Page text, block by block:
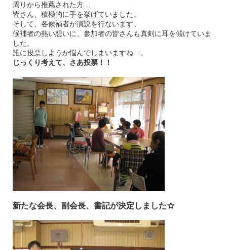
周りから推薦された方…
皆さん、積極的に手を挙げていました。
そして、各候補者が演説を行ないます。
候補者の熱い想いに、参加者の皆さんも真剣に耳を傾けていま
した。
誰に投票しようか悩んでしまいますね…。
じっくり考えて、さあ投票！！
新たな会長、副会長、書記が決定しました☆